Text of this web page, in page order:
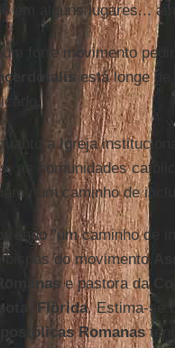
em alguns lugares...
forte movimento
está longe
a Igreja
as comunidades
num caminho de
"um caminho de
bispas do movimento
e pastora da
Flórida. Estima-se
Romanas